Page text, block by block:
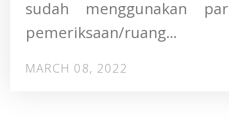
sudah menggunakan
pemeriksaan/ruang...
MARCH 08, 2022